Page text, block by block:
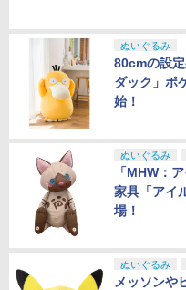
ぬいぐるみ
80cmの設
ダック」ポ
始！
ぬいぐるみ
「MHW：
家具「アイ
場！
ぬいぐるみ
メッソンや